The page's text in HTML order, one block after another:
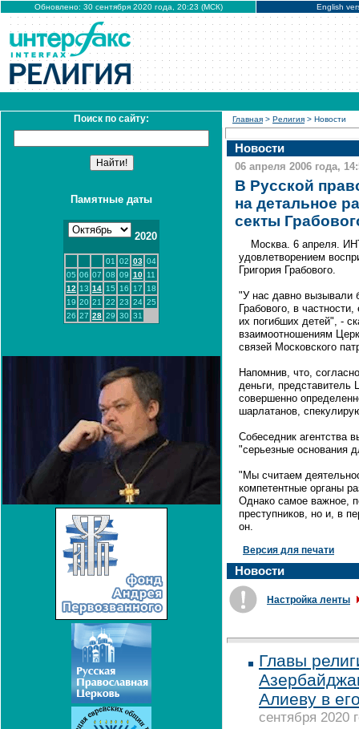
Обновлено: 30 сентября 2020 года, 20:23 (МСК) English
Поиск по сайту:
Памятные даты
2020
01 02 03 04
05 06 07 08 09 10 11
12 13 14 15 16 17
18
19 20 21 22 23 24 25
26 27 28 29 30 31
Главная > Религия > Новости
Новости
06 апреля 2006 года,
В Русской
на детальное
секты
Москва. 6 апреля.
удовлетворением
Григория Грабового.
"У нас давно вызывали
Грабового, в
их погибших детей", -
взаимоотношениям
связей Московского
Напомнив, что,
деньги, представитель
совершенно
шарлатанов,
Собеседник агентства
"серьезные основания
"Мы считаем
компетентные органы
Однако самое важное,
преступников, но и, в
он.
Версия для печати
Новости
Настройка ленты
Главы
Алиеву в
сентября 2020